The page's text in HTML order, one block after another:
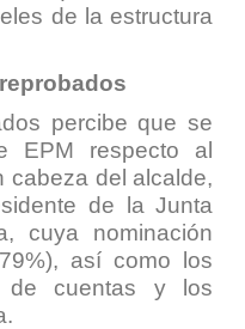
de la estructura
percibe que se
EPM respecto al
cabeza del alcalde,
de la Junta
cuya nominación
así como los
de cuentas y los